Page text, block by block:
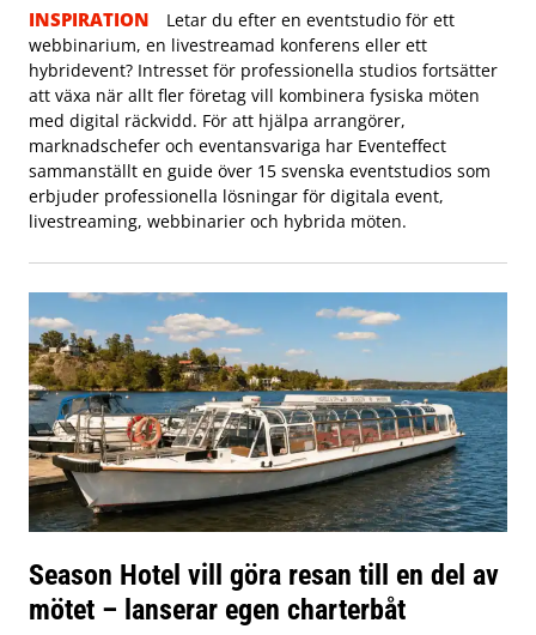
INSPIRATION
Letar du efter en eventstudio för ett
webbinarium, en livestreamad konferens eller ett
hybridevent? Intresset för professionella studios fortsätter
att växa när allt fler företag vill kombinera fysiska möten
med digital räckvidd. För att hjälpa arrangörer,
marknadschefer och eventansvariga har Eventeffect
sammanställt en guide över 15 svenska eventstudios som
erbjuder professionella lösningar för digitala event,
livestreaming, webbinarier och hybrida möten.
Season Hotel vill göra resan till en del av
mötet – lanserar egen charterbåt